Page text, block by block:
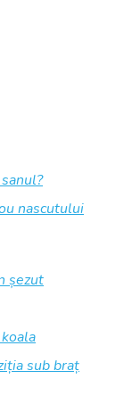
nascutului
șezut
sub braț